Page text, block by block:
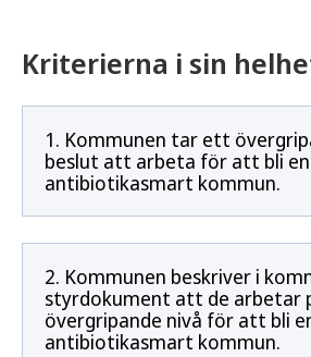
Kriterierna i sin
1. Kommunen tar ett
beslut att arbeta för att bli en
antibiotikasmart kommun.
2. Kommunen beskriver i
styrdokument att de arbetar
övergripande nivå för att bli
antibiotikasmart kommun.